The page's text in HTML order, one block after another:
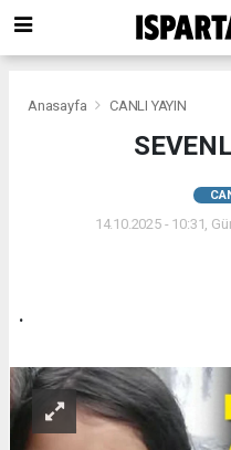
Anasayfa CANLI YAYIN
14.10.2025 - 10:31,
.